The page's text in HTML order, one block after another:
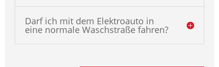
Darf ich mit dem Elektroauto in
eine normale Waschstraße fahren?